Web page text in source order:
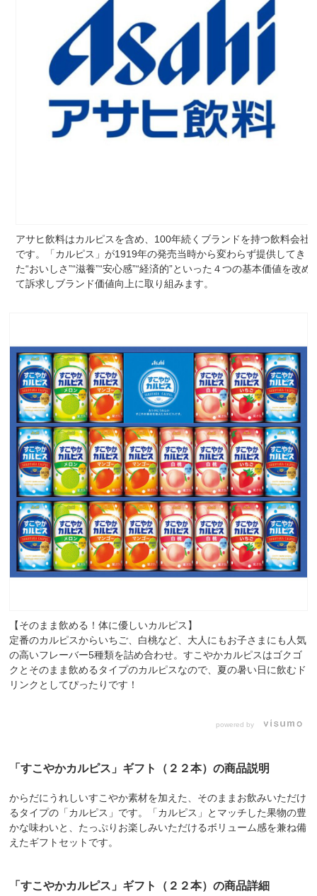
アサヒ飲料はカルピスを含め、100年続くブランドを持つ飲料会社
です。「カルピス」が1919年の発売当時から変わらず提供してき
た“おいしさ”“滋養”“安心感”“経済的”といった４つの基本価値を改め
て訴求しブランド価値向上に取り組みます。
【そのまま飲める！体に優しいカルピス】
定番のカルピスからいちご、白桃など、大人にもお子さまにも人気
の高いフレーバー5種類を詰め合わせ。すこやかカルピスはゴクゴ
クとそのまま飲めるタイプのカルピスなので、夏の暑い日に飲むド
リンクとしてぴったりです！
powered by
「すこやかカルピス」ギフト（２２本）の商品説明
からだにうれしいすこやか素材を加えた、そのままお飲みいただけ
るタイプの「カルピス」です。「カルピス」とマッチした果物の豊
かな味わいと、たっぷりお楽しみいただけるボリューム感を兼ね備
えたギフトセットです。
「すこやかカルピス」ギフト（２２本）の商品詳細